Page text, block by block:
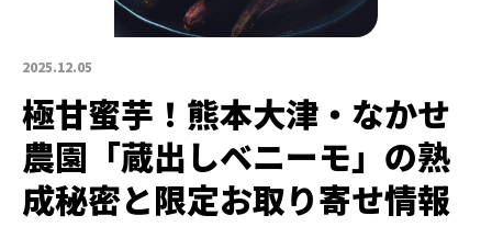
2025.12.05
極甘蜜芋！熊本大津・なかせ
農園「蔵出しベニーモ」の熟
成秘密と限定お取り寄せ情報